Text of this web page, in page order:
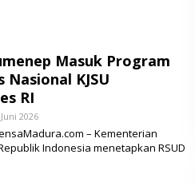
Masuk Program
KJSU
RI
2026O
E
H
– Kementerian
Indonesia menetapkan RSUD